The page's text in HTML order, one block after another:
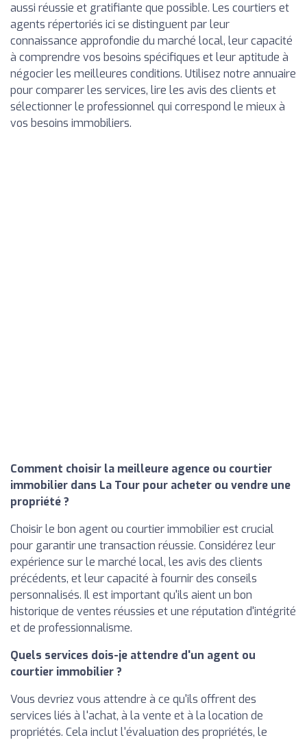
aussi réussie et gratifiante que possible. Les courtiers et
agents répertoriés ici se distinguent par leur
connaissance approfondie du marché local, leur capacité
à comprendre vos besoins spécifiques et leur aptitude à
négocier les meilleures conditions. Utilisez notre annuaire
pour comparer les services, lire les avis des clients et
sélectionner le professionnel qui correspond le mieux à
vos besoins immobiliers.
Comment choisir la meilleure agence ou courtier
immobilier dans La Tour pour acheter ou vendre une
propriété ?
Choisir le bon agent ou courtier immobilier est crucial
pour garantir une transaction réussie. Considérez leur
expérience sur le marché local, les avis des clients
précédents, et leur capacité à fournir des conseils
personnalisés. Il est important qu'ils aient un bon
historique de ventes réussies et une réputation d'intégrité
et de professionnalisme.
Quels services dois-je attendre d'un agent ou
courtier immobilier ?
Vous devriez vous attendre à ce qu'ils offrent des
services liés à l'achat, à la vente et à la location de
propriétés. Cela inclut l'évaluation des propriétés, le